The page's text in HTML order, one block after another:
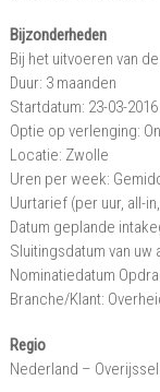
Bijzonderheden
Bij het uitvoeren van
Duur: 3 maanden
Startdatum: 23-03-2016
Optie op verlenging:
Locatie: Zwolle
Uren per week:
Uurtarief (per uur, all-
Datum geplande
Sluitingsdatum van uw
Nominatiedatum
Branche/Klant:
Regio
Nederland – Overijssel